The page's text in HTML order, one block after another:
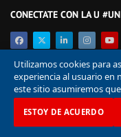
CONECTATE CON LA U
© Corporación Universitaria
Utilizamos cookies para
experiencia al usuario en
este sitio asumiremos
ESTOY DE ACUERDO